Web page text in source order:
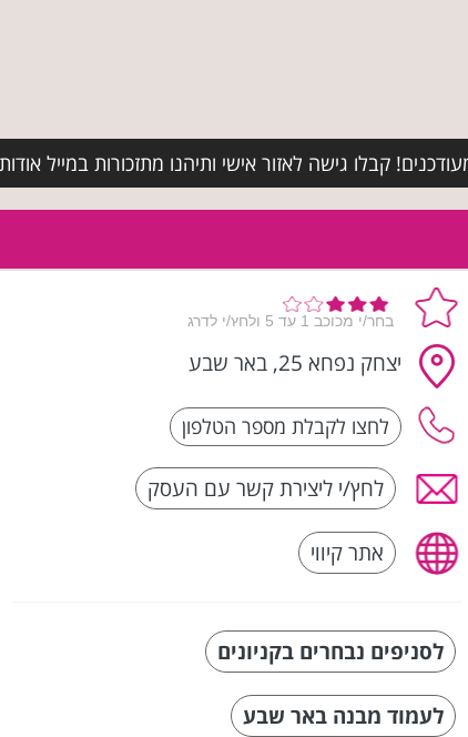
קבלו גישה לאזור אישי ותיהנו מתזכורות במייל
יצחק נפחא 25, באר שבע
לחץ/י ליצירת קשר עם העסק
אתר קיווי
לסניפים נבחרים בקניונים
לעמוד מבנה באר שבע